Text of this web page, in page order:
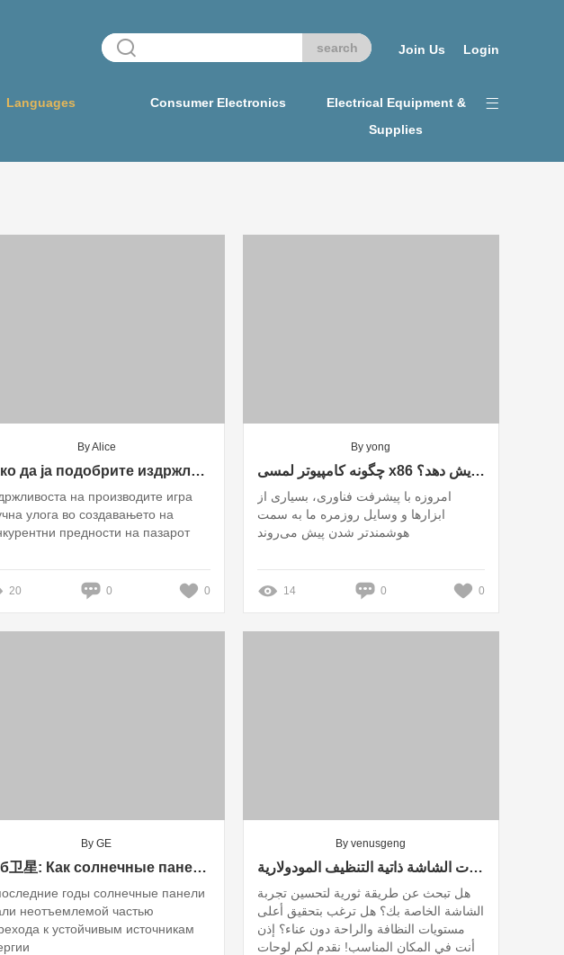
Join Us Login
Languages Consumer Electronics
Electrical Equipment &
Supplies
By Alice
Како да ја подобрите издржливоста на вашите производи со Фиберглас Ровинг?
на производите игра
улога во создавањето на
предности на пазарот
20 0 0
By yong
چگونه کامپیوتر لمسی x86 می‌تواند کارائی روزمره شما را افزایش دهد؟
امروزه با پیشرفت فناوری، بسیاری از
ابزارها و وسایل روزمره ما به سمت
هوشمندتر شدن پیش می‌روند
14 0 0
By GE
Куб卫星: Как солнечные панели меняют будущее энергетики
годы солнечные панели
неотъемлемой частью
к устойчивым источникам
By venusgeng
واو! اكتشف روعة لوحات الشاشة ذاتية التنظيف المودولارية!
هل تبحث عن طريقة ثورية لتحسين تجربة
الشاشة الخاصة بك؟ هل ترغب بتحقيق أعلى
مستويات النظافة والراحة دون عناء؟ إذن
أنت في المكان المناسب! نقدم لكم لوحات